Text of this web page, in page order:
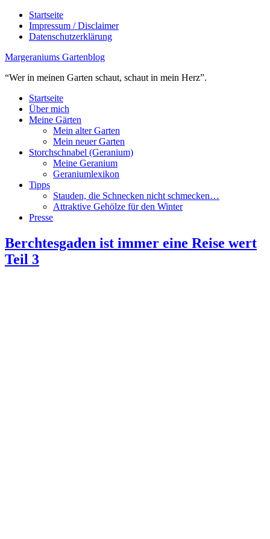
Startseite
Impressum / Disclaimer
Datenschutzerklärung
Margeraniums Gartenblog
“Wer in meinen Garten schaut, schaut in mein Herz”.
Startseite
Über mich
Meine Gärten
Mein alter Garten
Mein neuer Garten
Storchschnabel (Geranium)
Meine Geranium
Geraniumlexikon
Tipps
Stauden, die Schnecken nicht schmecken…
Attraktive Gehölze für den Winter
Presse
Berchtesgaden ist immer eine Reise wert
Teil 3